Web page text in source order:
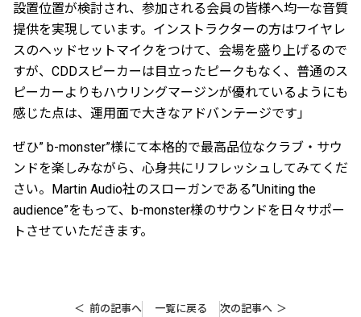
設置位置が検討され、参加される会員の皆様へ均一な音質
提供を実現しています。インストラクターの方はワイヤレ
スのヘッドセットマイクをつけて、会場を盛り上げるので
すが、CDDスピーカーは目立ったピークもなく、普通のス
ピーカーよりもハウリングマージンが優れているようにも
感じた点は、運用面で大きなアドバンテージです」
ぜひ” b-monster”様にて本格的で最高品位なクラブ・サウ
ンドを楽しみながら、心身共にリフレッシュしてみてくだ
さい。Martin Audio社のスローガンである”Uniting the
audience”をもって、b-monster様のサウンドを日々サポー
トさせていただきます。
前の記事へ 一覧に戻る 次の記事へ